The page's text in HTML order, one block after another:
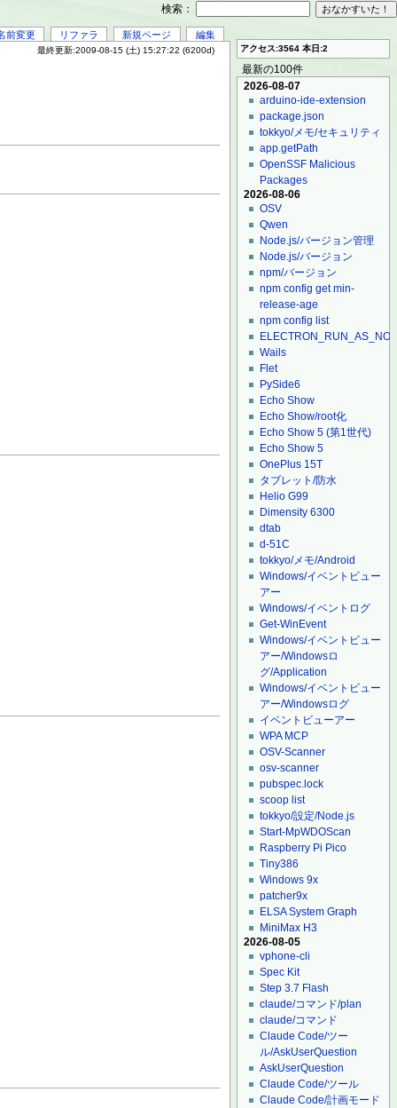
前変更 リファラ 新規ページ 編集
最終更新:2009-08-15 (土) 15:27:22 (6200d) アクセス:3564 本日:2
最新の100件
2026-08-07
arduino-ide-extension
package.json
tokkyo/メモ/セキュリティ
app.getPath
OpenSSF Malicious
Packages
2026-08-06
OSV
Qwen
Node.js/バージョン管理
Node.js/バージョン
npm/バージョン
npm config get min-
release-age
npm config list
Wails
Flet
PySide6
Echo Show
Echo Show/root化
Echo Show 5 (第1世代)
Echo Show 5
OnePlus 15T
タブレット/防水
Helio G99
Dimensity 6300
dtab
d-51C
tokkyo/メモ/Android
Windows/イベントビュー
アー
Windows/イベントログ
Get-WinEvent
Windows/イベントビュー
アー/Windowsロ
グ/Application
Windows/イベントビュー
アー/Windowsログ
イベントビューアー
WPA MCP
OSV-Scanner
osv-scanner
pubspec.lock
scoop list
tokkyo/設定/Node.js
Start-MpWDOScan
Raspberry Pi Pico
Tiny386
Windows 9x
patcher9x
ELSA System Graph
MiniMax H3
2026-08-05
vphone-cli
Spec Kit
Step 3.7 Flash
claude/コマンド/plan
claude/コマンド
Claude Code/ツー
ル/AskUserQuestion
AskUserQuestion
Claude Code/ツール
Claude Code/計画モード
検索：